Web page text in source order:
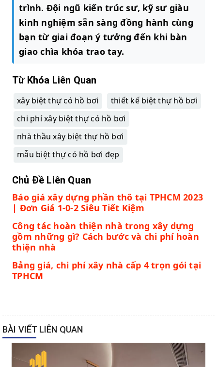
trình. Đội ngũ kiến trúc sư, kỹ sư giàu
kinh nghiệm sẵn sàng đồng hành cùng
bạn từ giai đoạn ý tưởng đến khi bàn
giao chìa khóa trao tay.
Từ Khóa Liên Quan
xây biệt thự có hồ bơi
thiết kế biệt thự hồ bơi
chi phí xây biệt thự có hồ bơi
nhà thầu xây biệt thự hồ bơi
mẫu biệt thự có hồ bơi đẹp
Chủ Đề Liên Quan
Báo giá xây dựng phần thô tại TPHCM 2023
| Đơn Giá 1-0-2 Siêu Tiết Kiệm
Công tác hoàn thiện nhà trong xây dựng
gồm những gì? Cách bước và chi phí hoàn
thiện nhà
Bảng giá, chi phí xây nhà cấp 4 trọn gói tại
TPHCM
BÀI VIẾT LIÊN QUAN